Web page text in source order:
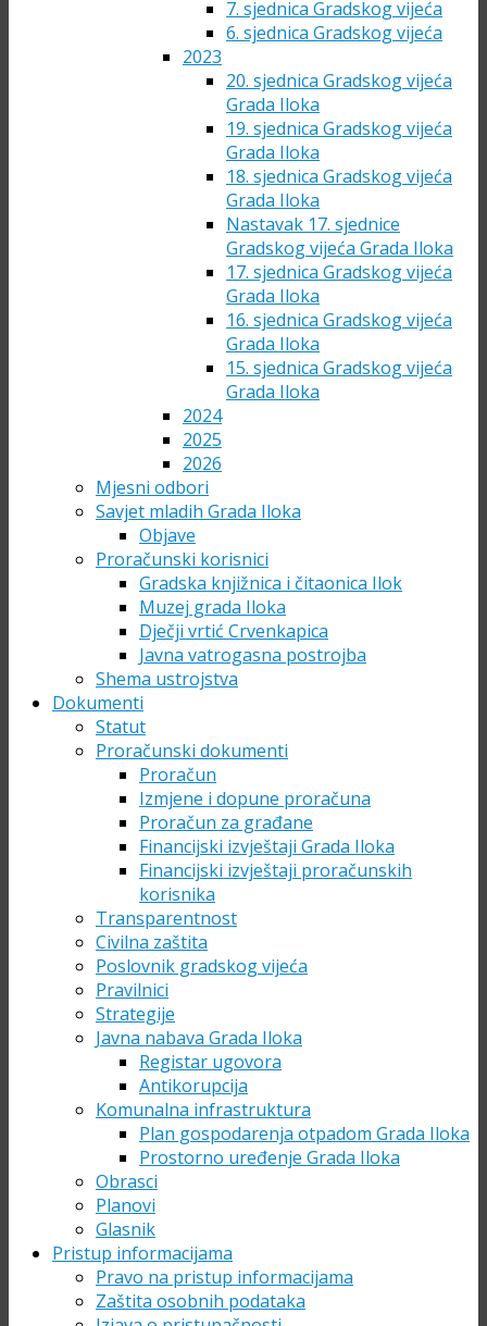
7. sjednica Gradskog vijeća
6. sjednica Gradskog vijeća
2023
20. sjednica Gradskog vijeća
Grada Iloka
19. sjednica Gradskog vijeća
Grada Iloka
18. sjednica Gradskog vijeća
Grada Iloka
Nastavak 17. sjednice
Gradskog vijeća Grada Iloka
17. sjednica Gradskog vijeća
Grada Iloka
16. sjednica Gradskog vijeća
Grada Iloka
15. sjednica Gradskog vijeća
Grada Iloka
2024
2025
2026
Mjesni odbori
Savjet mladih Grada Iloka
Objave
Proračunski korisnici
Gradska knjižnica i čitaonica Ilok
Muzej grada Iloka
Dječji vrtić Crvenkapica
Javna vatrogasna postrojba
Shema ustrojstva
Dokumenti
Statut
Proračunski dokumenti
Proračun
Izmjene i dopune proračuna
Proračun za građane
Financijski izvještaji Grada Iloka
Financijski izvještaji proračunskih
korisnika
Transparentnost
Civilna zaštita
Poslovnik gradskog vijeća
Pravilnici
Strategije
Javna nabava Grada Iloka
Registar ugovora
Antikorupcija
Komunalna infrastruktura
Plan gospodarenja otpadom Grada Iloka
Prostorno uređenje Grada Iloka
Obrasci
Planovi
Glasnik
Pristup informacijama
Pravo na pristup informacijama
Zaštita osobnih podataka